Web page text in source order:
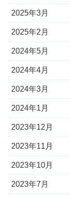
2025年3月
2025年2月
2024年5月
2024年4月
2024年3月
2024年1月
2023年12月
2023年11月
2023年10月
2023年7月